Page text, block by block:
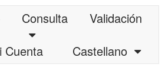
Consulta
Validación
Cuenta
Castellano